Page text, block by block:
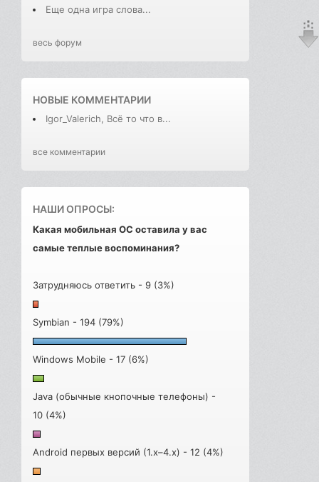
Еще одна игра слова...
весь форум
НОВЫЕ КОММЕНТАРИИ
Igor_Valerich, Всё то что в...
все комментарии
НАШИ ОПРОСЫ:
Какая мобильная ОС оставила у вас
самые теплые воспоминания?
Затрудняюсь ответить - 9 (3%)
Symbian - 194 (79%)
Windows Mobile - 17 (6%)
Java (обычные кнопочные телефоны) -
10 (4%)
Android первых версий (1.x–4.x) - 12 (4%)